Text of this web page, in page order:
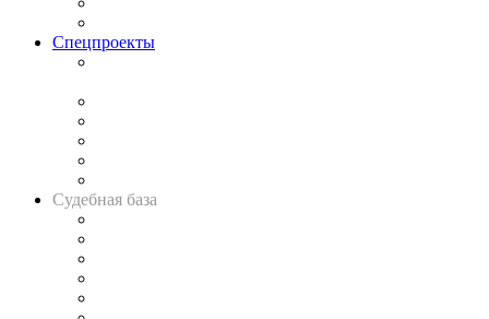
Спецпроекты
Судебная база